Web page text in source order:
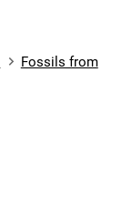
Fossils from